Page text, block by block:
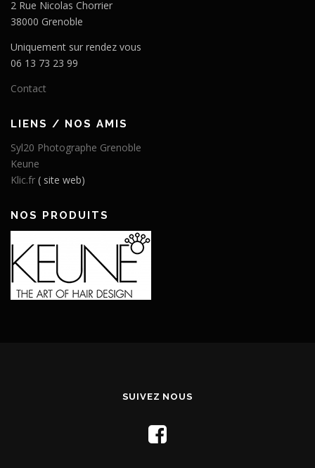
2 Rue Nicolas Chorrier
38000 Grenoble
Uniquement sur rendez vous
06 13 73 23 99
Contact
LIENS / NOS AMIS
Syl20 Photographe Grenoble
Keune
Klic.fr ( site web)
NOS PRODUITS
SUIVEZ NOUS